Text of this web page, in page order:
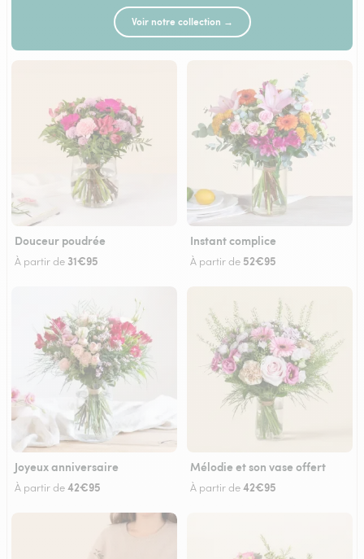
Voir notre collection →
Douceur poudrée
À partir de 31€95
Instant complice
À partir de 52€95
Joyeux anniversaire
À partir de42€95
Mélodie et son vase offert
À partir de42€95